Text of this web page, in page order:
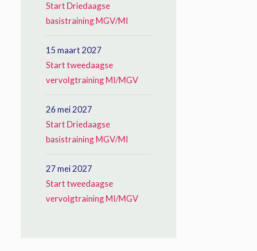
Start Driedaagse
basistraining MGV/MI
15 maart 2027
Start tweedaagse
vervolgtraining MI/MGV
26 mei 2027
Start Driedaagse
basistraining MGV/MI
27 mei 2027
Start tweedaagse
vervolgtraining MI/MGV